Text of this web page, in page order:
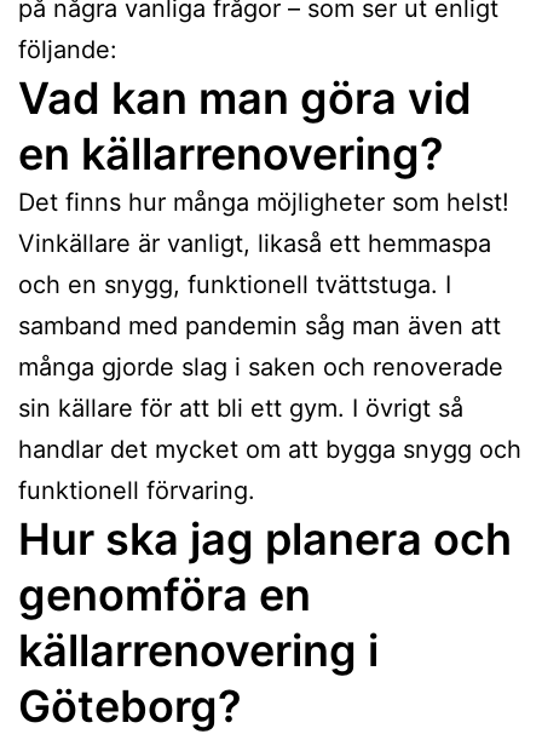
på några vanliga frågor – som ser ut enligt
följande:
Vad kan man göra vid
en källarrenovering?
Det finns hur många möjligheter som helst!
Vinkällare är vanligt, likaså ett hemmaspa
och en snygg, funktionell tvättstuga. I
samband med pandemin såg man även att
många gjorde slag i saken och renoverade
sin källare för att bli ett gym. I övrigt så
handlar det mycket om att bygga snygg och
funktionell förvaring.
Hur ska jag planera och
genomföra en
källarrenovering i
Göteborg?